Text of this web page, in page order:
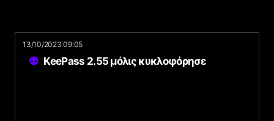
13/10/2023 09:05
KeePass 2.55 μόλις κυκλοφόρησε